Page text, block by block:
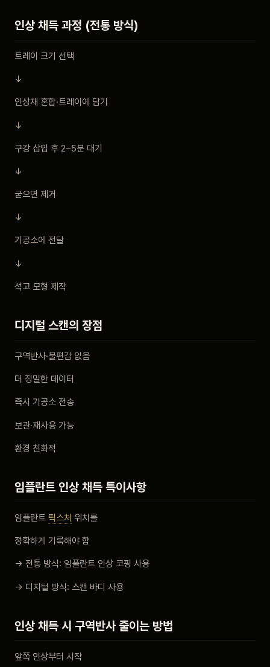
인상 채득 과정 (전통 방식)
트레이 크기 선택
↓
인상재 혼합·트레이에 담기
↓
구강 삽입 후 2~5분 대기
↓
굳으면 제거
↓
기공소에 전달
↓
석고 모형 제작
디지털 스캔의 장점
구역반사·불편감 없음
더 정밀한 데이터
즉시 기공소 전송
보관·재사용 가능
환경 친화적
임플란트 인상 채득 특이사항
임플란트 픽스처 위치를
정확하게 기록해야 함
→ 전통 방식: 임플란트 인상 코핑 사용
→ 디지털 방식: 스캔 바디 사용
인상 채득 시 구역반사 줄이는 방법
앞쪽 인상부터 시작